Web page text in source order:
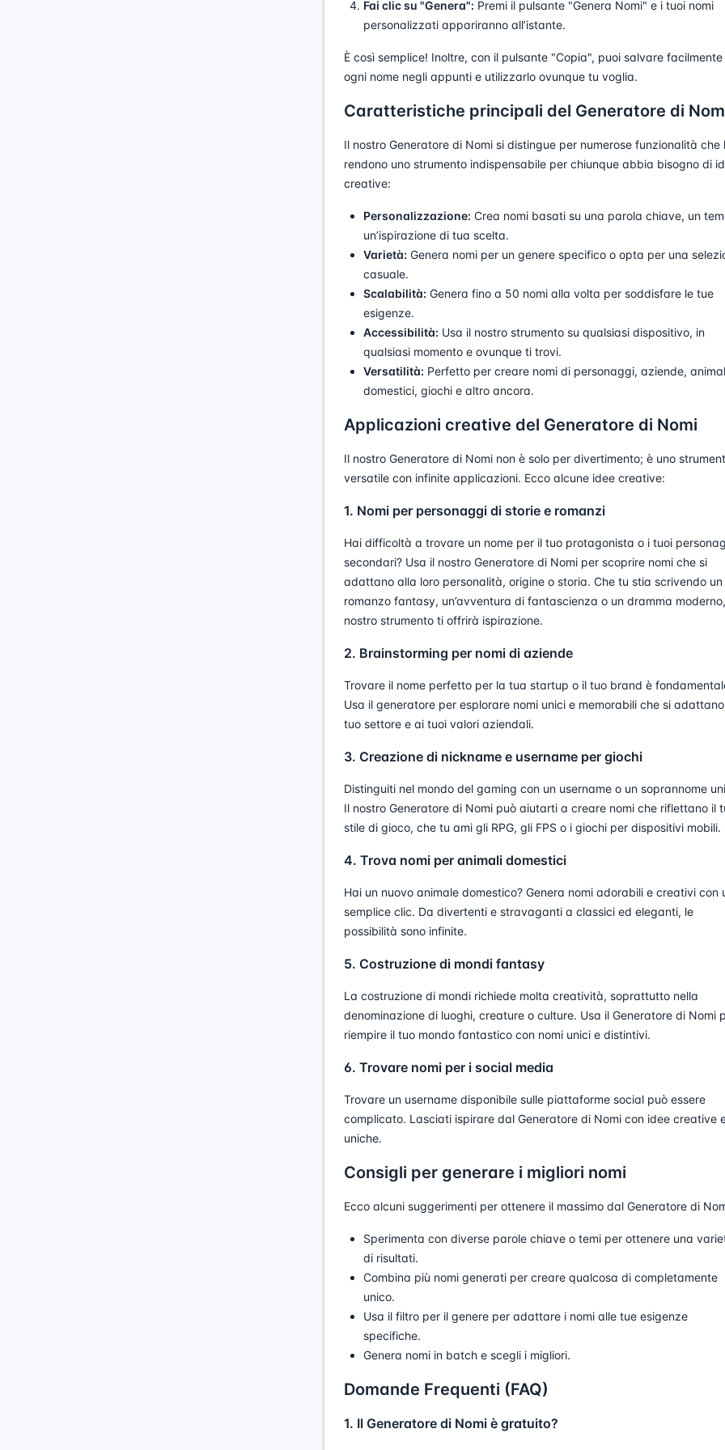
Fai clic su "Genera": Premi il pulsante "Genera Nomi" e i tuoi nomi
personalizzati appariranno all’istante.
È così semplice! Inoltre, con il pulsante "Copia", puoi salvare facilmente
ogni nome negli appunti e utilizzarlo ovunque tu voglia.
Caratteristiche principali del Generatore di
Il nostro Generatore di Nomi si distingue per numerose funzionalità che
rendono uno strumento indispensabile per chiunque abbia bisogno di
creative:
Personalizzazione: Crea nomi basati su una parola chiave, un
un’ispirazione di tua scelta.
Varietà: Genera nomi per un genere specifico o opta per una
casuale.
Scalabilità: Genera fino a 50 nomi alla volta per soddisfare le tue
esigenze.
Accessibilità: Usa il nostro strumento su qualsiasi dispositivo, in
qualsiasi momento e ovunque ti trovi.
Versatilità: Perfetto per creare nomi di personaggi, aziende,
domestici, giochi e altro ancora.
Applicazioni creative del Generatore di Nomi
Il nostro Generatore di Nomi non è solo per divertimento; è uno
versatile con infinite applicazioni. Ecco alcune idee creative:
1. Nomi per personaggi di storie e romanzi
Hai difficoltà a trovare un nome per il tuo protagonista o i tuoi
secondari? Usa il nostro Generatore di Nomi per scoprire nomi che si
adattano alla loro personalità, origine o storia. Che tu stia scrivendo un
romanzo fantasy, un’avventura di fantascienza o un dramma
nostro strumento ti offrirà ispirazione.
2. Brainstorming per nomi di aziende
Trovare il nome perfetto per la tua startup o il tuo brand è
Usa il generatore per esplorare nomi unici e memorabili che si
tuo settore e ai tuoi valori aziendali.
3. Creazione di nickname e username per giochi
Distinguiti nel mondo del gaming con un username o un soprannome
Il nostro Generatore di Nomi può aiutarti a creare nomi che riflettano il
stile di gioco, che tu ami gli RPG, gli FPS o i giochi per dispositivi mobili.
4. Trova nomi per animali domestici
Hai un nuovo animale domestico? Genera nomi adorabili e creativi con
semplice clic. Da divertenti e stravaganti a classici ed eleganti, le
possibilità sono infinite.
5. Costruzione di mondi fantasy
La costruzione di mondi richiede molta creatività, soprattutto nella
denominazione di luoghi, creature o culture. Usa il Generatore di Nomi
riempire il tuo mondo fantastico con nomi unici e distintivi.
6. Trovare nomi per i social media
Trovare un username disponibile sulle piattaforme social può essere
complicato. Lasciati ispirare dal Generatore di Nomi con idee creative
uniche.
Consigli per generare i migliori nomi
Ecco alcuni suggerimenti per ottenere il massimo dal Generatore di
Sperimenta con diverse parole chiave o temi per ottenere una
di risultati.
Combina più nomi generati per creare qualcosa di completamente
unico.
Usa il filtro per il genere per adattare i nomi alle tue esigenze
specifiche.
Genera nomi in batch e scegli i migliori.
Domande Frequenti (FAQ)
1. Il Generatore di Nomi è gratuito?